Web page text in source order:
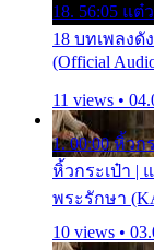
18. 56:05 แ
18 บทเพลงดั
(Official
11 views •
1. 00:00 หิ้วก
หิ้วกระเป๋า |
พระรักษา
10 views •